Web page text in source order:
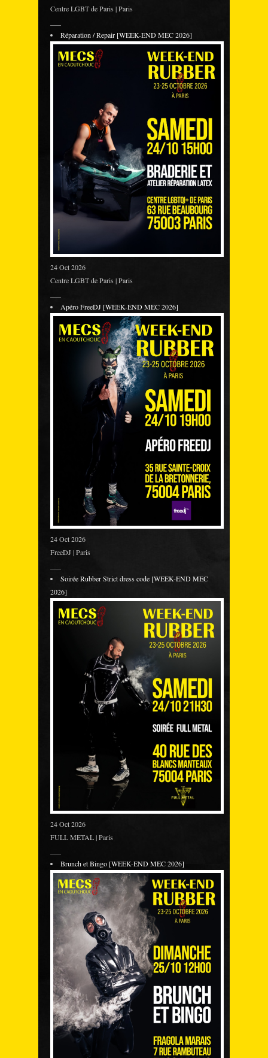
Centre LGBT de Paris | Paris
Réparation / Repair [WEEK-END MEC 2026]
24 Oct 2026
Centre LGBT de Paris | Paris
Apéro FreeDJ [WEEK-END MEC 2026]
24 Oct 2026
FreeDJ | Paris
Soirée Rubber Strict dress code [WEEK-END MEC
2026]
24 Oct 2026
FULL METAL | Paris
Brunch et Bingo [WEEK-END MEC 2026]